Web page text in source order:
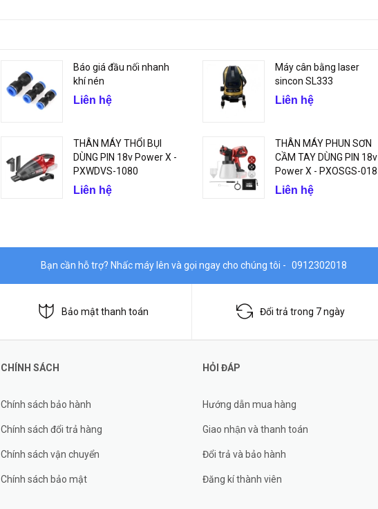
Báo giá đầu nối nhanh
khí nén
Liên hệ
Máy cân bằng laser
sincon SL333
Liên hệ
THÂN MÁY THỔI BỤI
DÙNG PIN 18v Power X -
PXWDVS-1080
Liên hệ
THÂN MÁY PHUN SƠN
CẦM TAY DÙNG PIN 18v
Power X - PXOSGS-018
Liên hệ
Bạn cần hỗ trợ? Nhấc máy lên và gọi ngay cho chúng tôi - 0912302018
Bảo mật thanh toán Đổi trả trong 7 ngày
CHÍNH SÁCH
Chính sách bảo hành
Chính sách đổi trả hàng
Chính sách vận chuyển
Chính sách bảo mật
HỎI ĐÁP
Hướng dẫn mua hàng
Giao nhận và thanh toán
Đổi trả và bảo hành
Đăng kí thành viên